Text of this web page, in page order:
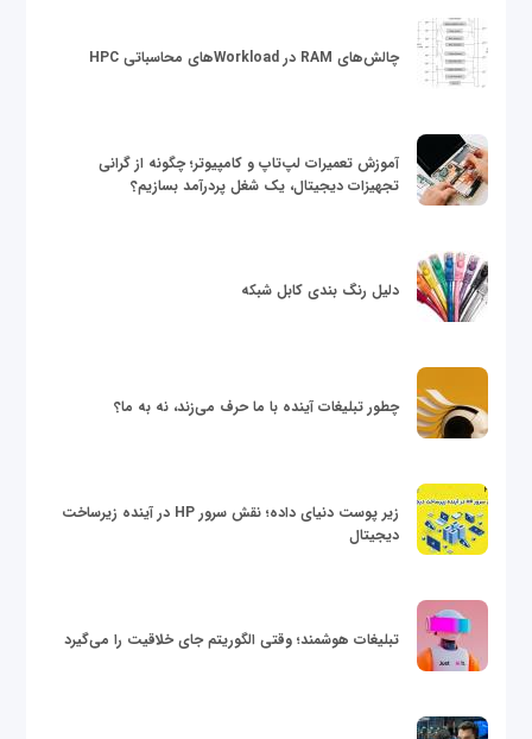
چالش‌های RAM در Workloadهای محاسباتی HPC
آموزش تعمیرات لپ‌تاپ و کامپیوتر؛ چگونه از گرانی
تجهیزات دیجیتال، یک شغل پردرآمد بسازیم؟
دلیل رنگ بندی کابل شبکه
چطور تبلیغات آینده با ما حرف می‌زند، نه به ما؟
زیر پوست دنیای داده؛ نقش سرور HP در آینده زیرساخت
دیجیتال
تبلیغات هوشمند؛ وقتی الگوریتم جای خلاقیت را می‌گیرد